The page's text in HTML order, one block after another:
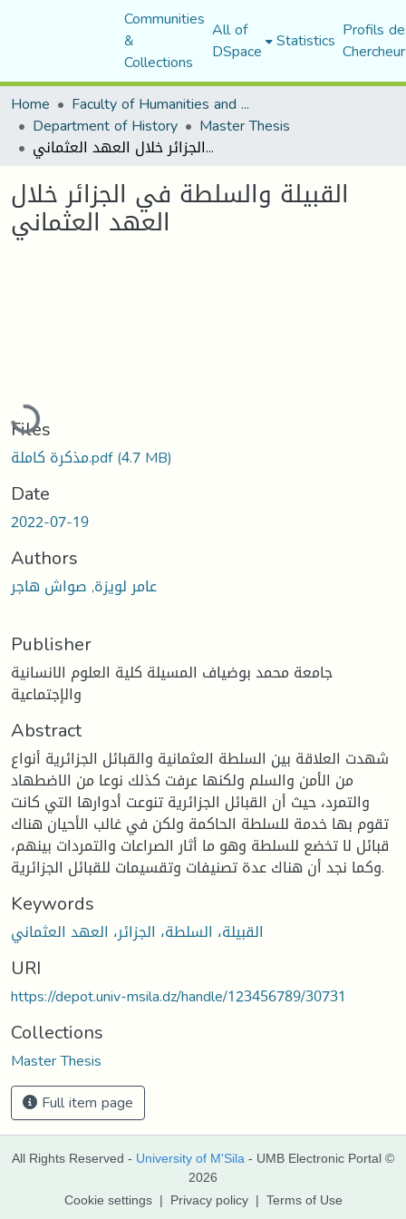
Communities
&
Collections
All of
DSpace Statistics Profils
Home
Faculty of Humanities and Social Sciences
Department of History Master Thesis
القبيلة والسلطة في الجزائر خلال العهد العثماني
القبيلة والسلطة في الجزائر خلال
العهد العثماني
Loading...
Files
مذكرة كاملة.pdf(4.7 MB)
Date
2022-07-19
Authors
عامر لويزة, صواش هاجر
Publisher
جامعة محمد بوضياف المسيلة كلية العلوم الانسانية
والإجتماعية
Abstract
شهدت العلاقة بين السلطة العثمانية والقبائل الجزائرية أنواع
من الأمن والسلم ولكنها عرفت كذلك نوعا من الاضطهاد
والتمرد، حيث أن القبائل الجزائرية تنوعت أدوارها التي كانت
تقوم بها خدمة للسلطة الحاكمة ولكن في غالب الأحيان هناك
قبائل لا تخضع للسلطة وهو ما أثار الصراعات والتمردات بينهم،
وكما نجد أن هناك عدة تصنيفات وتقسيمات للقبائل الجزائرية.
Keywords
القبيلة، السلطة، الجزائر، العهد العثماني
URI
https://depot.univ-msila.dz/handle/123456789/30731
Collections
Master Thesis
Full item page
All Rights Reserved - University of M'Sila - UMB Electronic Portal ©
2026
Cookie settings | Privacy policy | Terms of Use